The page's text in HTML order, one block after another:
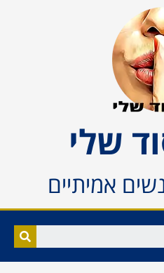
שלי
אמיתיים